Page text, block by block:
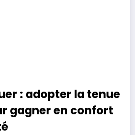
: adopter la tenue
gagner en confort